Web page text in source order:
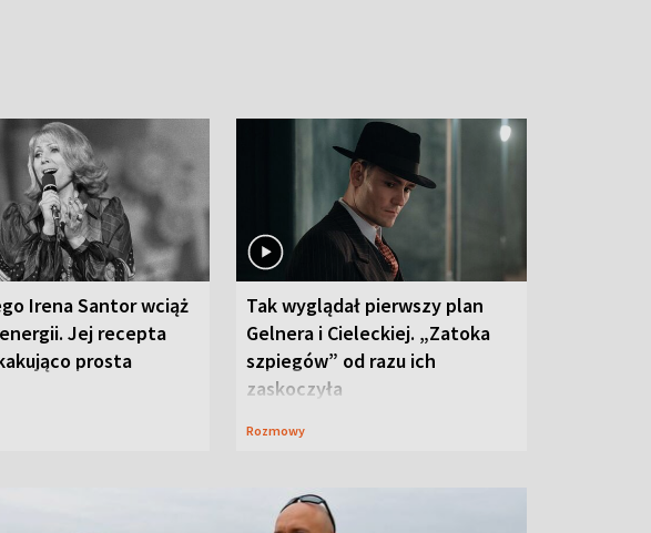
Irena Santor wciąż
Jej recepta
prosta
Tak wyglądał pierwszy plan
Gelnera i Cieleckiej. „Zatoka
szpiegów” od razu ich
zaskoczyła
Rozmowy